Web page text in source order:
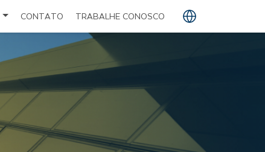
CONTATO
TRABALHE CONOSCO
PT